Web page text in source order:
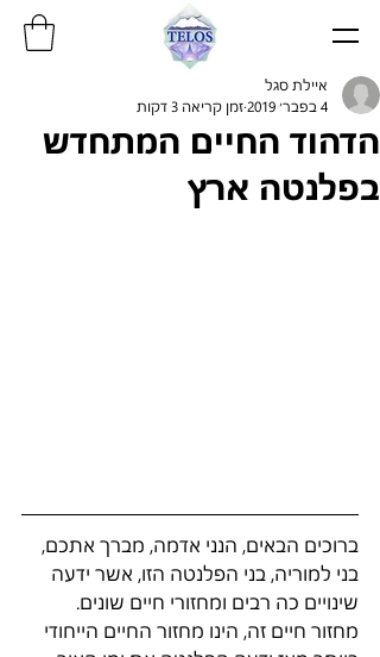
הדהוד החיים המתחדש
בפלנטה ארץ
איילת סגל
4 בפבר׳ 2019
זמן קריאה 3 דקות
ברוכים הבאים, הנני אדמה, מברך אתכם,
בני למוריה, בני הפלנטה הזו, אשר ידעה
שינויים כה רבים ומחזורי חיים שונים.
מחזור חיים זה, הינו מחזור החיים הייחודי